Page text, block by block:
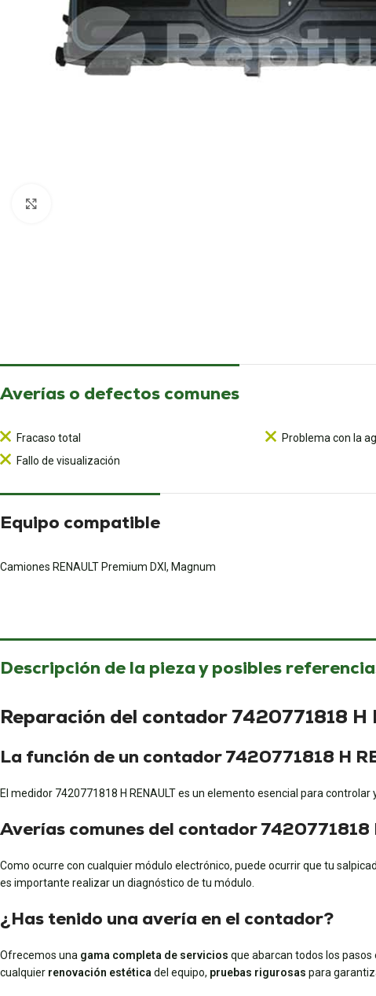
Averías o defectos comunes
Fracaso total
Fallo de visualización
Problema con la
Equipo compatible
Camiones RENAULT Premium DXI, Magnum
Descripción de la pieza y posibles
Reparación del contador 7420771818 H
La función de un contador 7420771818 H
El medidor 7420771818 H RENAULT es un elemento esencial para
Averías comunes del contador 7420771818
Como ocurre con cualquier módulo electrónico, puede ocurrir que tu
es importante realizar un diagnóstico de tu módulo.
¿Has tenido una avería en el contador?
Ofrecemos una gama completa de servicios que abarcan todos los
cualquier renovación estética del equipo, pruebas rigurosas para